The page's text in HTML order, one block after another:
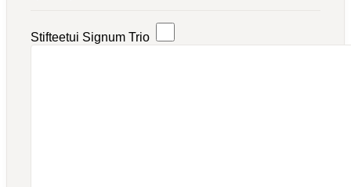
9,95 €8,95 €.
Stifteetui Signum Trio